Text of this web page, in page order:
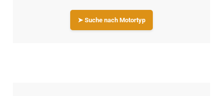
➤ Suche nach Motortyp